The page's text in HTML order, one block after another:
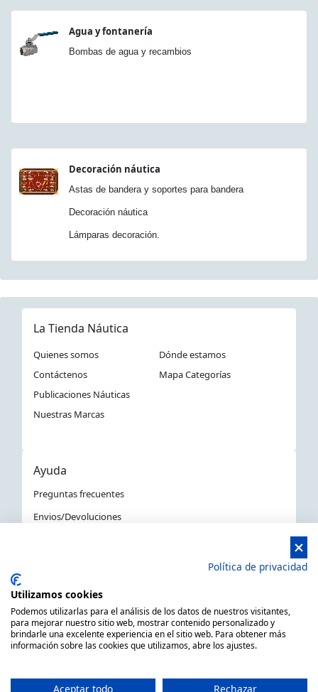
Agua y fontanería
Bombas de agua y recambios
Decoración náutica
Astas de bandera y soportes para bandera
Decoración náutica
Lámparas decoración.
La Tienda Náutica
Quienes somos
Dónde estamos
Contáctenos
Mapa Categorías
Publicaciones Náuticas
Nuestras Marcas
Ayuda
Preguntas frecuentes
Envios/Devoluciones
La Tienda Náutica en Barcelona
C/ Primer de Maig 6, 08980 Sant Feliu de Llobregat,
Política de privacidad
Utilizamos cookies
Podemos utilizarlas para el análisis de los datos de nuestros visitantes,
para mejorar nuestro sitio web, mostrar contenido personalizado y
brindarle una excelente experiencia en el sitio web. Para obtener más
información sobre las cookies que utilizamos, abre los ajustes.
Aceptar todo Rechazar